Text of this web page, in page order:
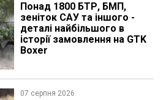
Понад 1800 БТР, БМП,
зеніток САУ та іншого -
деталі найбільшого в
історії замовлення на GTK
Boxer
07 серпня 2026